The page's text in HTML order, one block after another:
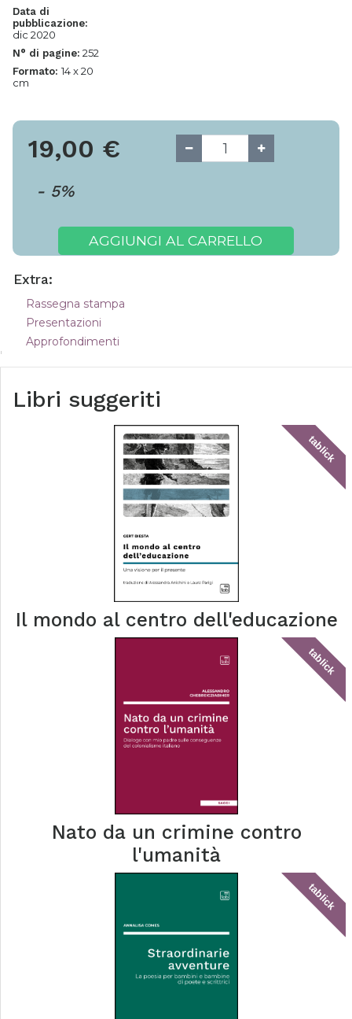
Data di
pubblicazione:
dic 2020
N° di pagine: 252
Formato: 14 x 20
cm
19,00 €
- 5%
AGGIUNGI AL CARRELLO
Extra:
Rassegna stampa
Presentazioni
Approfondimenti
Libri suggeriti
tablick
Il mondo al centro dell'educazione
tablick
Nato da un crimine contro
l'umanità
tablick